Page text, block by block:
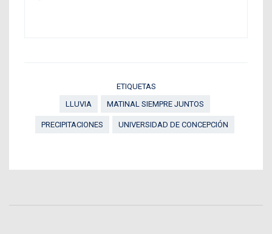
ETIQUETAS
LLUVIA
MATINAL SIEMPRE JUNTOS
PRECIPITACIONES UNIVERSIDAD DE CONCEPCIÓN